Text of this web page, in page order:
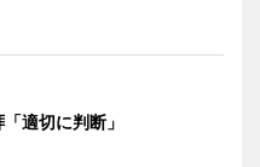
適切に判断」